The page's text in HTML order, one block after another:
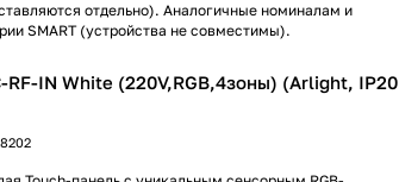
отдельно). Аналогичные номиналам и
SMART (устройства не совместимы).
RF-IN White (220V,RGB,4зоны) (Arlight, IP20